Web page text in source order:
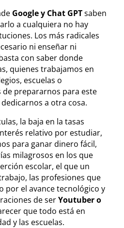
Google y Chat GPTsaben
a cualquiera no hay
Los más radicales
ni enseñar ni
con saber donde
quienes trabajamos en
escuelas o
de prepararnos para este
a otra cosa.
la baja en la tasas
relativo por estudiar,
para ganar dinero fácil,
milagrosos en los que
escolar, el que un
las profesiones que
por el avance tecnológico y
de serYoutuber o
que todo está en
y las escuelas.